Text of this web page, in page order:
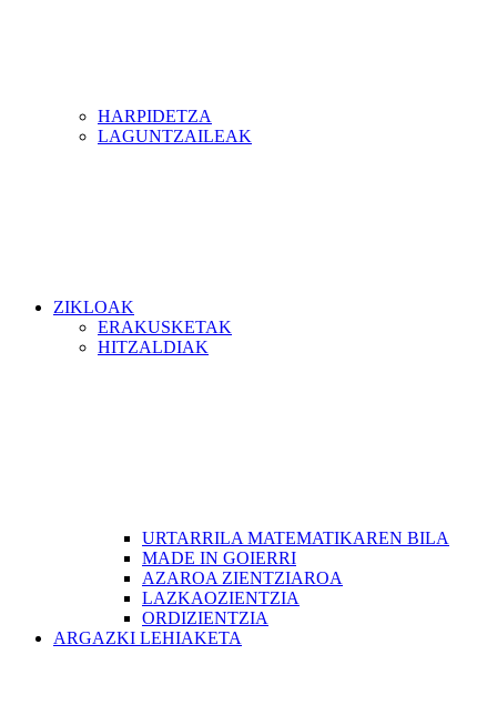
HARPIDETZA
LAGUNTZAILEAK
ZIKLOAK
ERAKUSKETAK
HITZALDIAK
URTARRILA MATEMATIKAREN BILA
MADE IN GOIERRI
AZAROA ZIENTZIAROA
LAZKAOZIENTZIA
ORDIZIENTZIA
ARGAZKI LEHIAKETA